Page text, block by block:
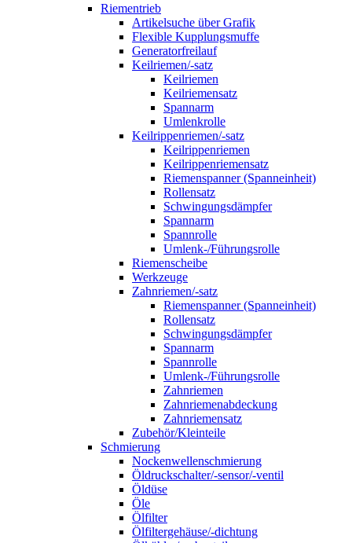
Riementrieb
Artikelsuche über Grafik
Flexible Kupplungsmuffe
Generatorfreilauf
Keilriemen/-satz
Keilriemen
Keilriemensatz
Spannarm
Umlenkrolle
Keilrippenriemen/-satz
Keilrippenriemen
Keilrippenriemensatz
Riemenspanner (Spanneinheit)
Rollensatz
Schwingungsdämpfer
Spannarm
Spannrolle
Umlenk-/Führungsrolle
Riemenscheibe
Werkzeuge
Zahnriemen/-satz
Riemenspanner (Spanneinheit)
Rollensatz
Schwingungsdämpfer
Spannarm
Spannrolle
Umlenk-/Führungsrolle
Zahnriemen
Zahnriemenabdeckung
Zahnriemensatz
Zubehör/Kleinteile
Schmierung
Nockenwellenschmierung
Öldruckschalter/-sensor/-ventil
Öldüse
Öle
Ölfilter
Ölfiltergehäuse/-dichtung